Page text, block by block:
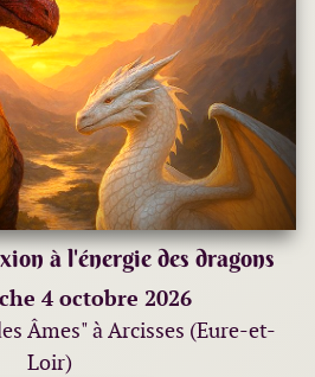
à l'énergie des dragons
4 octobre 2026
Âmes" à Arcisses (Eure-et-
Loir)